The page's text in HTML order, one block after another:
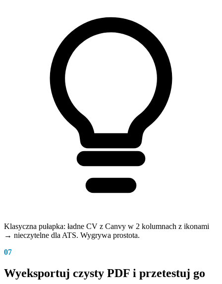
Klasyczna pułapka: ładne CV z Canvy w 2 kolumnach z ikonami
→ nieczytelne dla ATS. Wygrywa prostota.
07
Wyeksportuj czysty PDF i przetestuj go